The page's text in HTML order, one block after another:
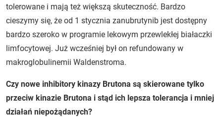
tolerowane i mają też większą skuteczność. Bardzo
cieszymy się, że od 1 stycznia zanubrutynib jest dostępny
bardzo szeroko w programie lekowym przewlekłej białaczki
limfocytowej. Już wcześniej był on refundowany w
makroglobulinemii Waldenstroma.
Czy nowe inhibitory kinazy Brutona są skierowane tylko
przeciw kinazie Brutona i stąd ich lepsza tolerancja i mniej
działań niepożądanych?